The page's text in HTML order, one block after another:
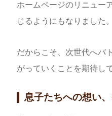
ホームページのリニュー
じるようにもなりました。
だからこそ、次世代へバ
がっていくことを期待し
息子たちへの想い